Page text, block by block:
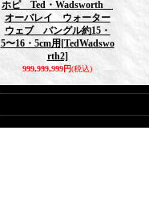
ホピ Ted・Wadsworth
オーバレイ ウォーター
ウェブ バングル約15・
5〜16・5cm用 [TedWadswo
rth2]
999,999,999円(税込)